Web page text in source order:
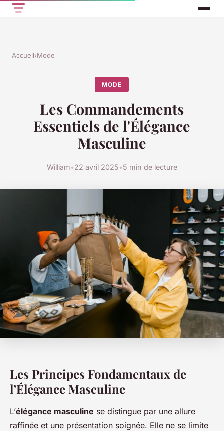
Accueil›Mode
MODE
Les Commandements
Essentiels de l'Élégance
Masculine
William•22 avril 2025•5 min de lecture
Les Principes Fondamentaux de
l’Élégance Masculine
L’élégance masculine se distingue par une allure
raffinée et une présentation soignée. Elle ne se limite